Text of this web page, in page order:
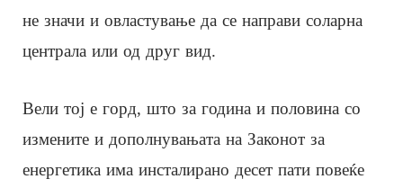
не значи и овластување да се направи соларна
централа или од друг вид.
Вели тој е горд, што за година и половина со
измените и дополнувањата на Законот за
енергетика има инсталирано десет пати повеќе